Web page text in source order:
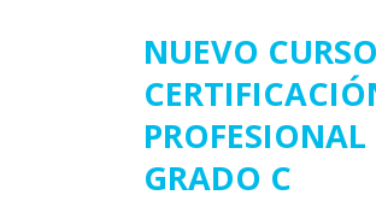
NUEVO
PROFESIONAL
GRADO C